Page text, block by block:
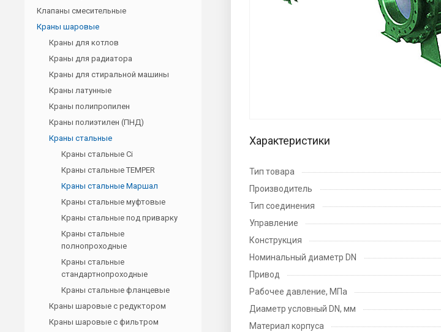
Характеристики
Тип товара
Производитель
Тип соединения
Управление
Конструкция
Номинальный диаметр DN
Привод
Рабочее давление, МПа
Диаметр условный DN, мм
Материал корпуса
Клапаны смесительные
Краны шаровые
Краны для котлов
Краны для радиатора
Краны для стиральной машины
Краны латунные
Краны полипропилен
Краны полиэтилен (ПНД)
Краны стальные
Краны стальные Ci
Краны стальные TEMPER
Краны стальные Маршал
Краны стальные муфтовые
Краны стальные под приварку
Краны стальные
полнопроходные
Краны стальные
стандартнопроходные
Краны стальные фланцевые
Краны шаровые с редуктором
Краны шаровые с фильтром